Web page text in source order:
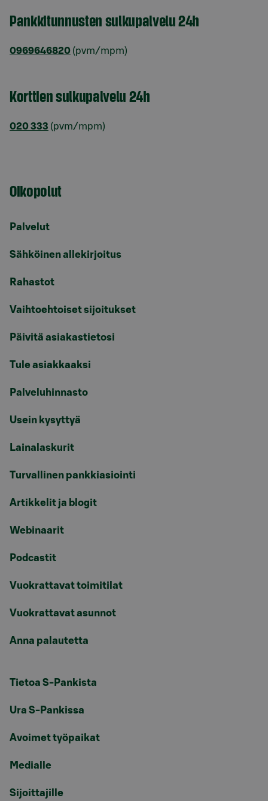
Pankkitunnusten sulkupalvelu 24h
0969646820 (pvm/mpm)
Korttien sulkupalvelu 24h
020 333 (pvm/mpm)
Oikopolut
Palvelut
Sähköinen allekirjoitus
Rahastot
Vaihtoehtoiset sijoitukset
Päivitä asiakastietosi
Tule asiakkaaksi
Palveluhinnasto
Usein kysyttyä
Lainalaskurit
Turvallinen pankkiasiointi
Artikkelit ja blogit
Webinaarit
Podcastit
Vuokrattavat toimitilat
Vuokrattavat asunnot
Anna palautetta
Tietoa S-Pankista
Ura S-Pankissa
Avoimet työpaikat
Medialle
Sijoittajille